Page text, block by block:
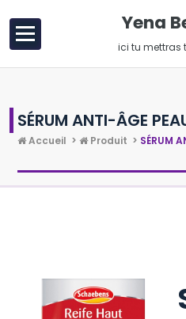
contenu
Yena
ici tu mettras
SÉRUM ANTI-ÂGE
Accueil > Produit > SÉRUM